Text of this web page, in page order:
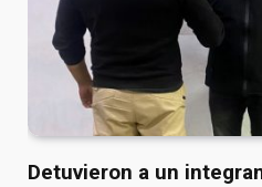
Detuvieron a un